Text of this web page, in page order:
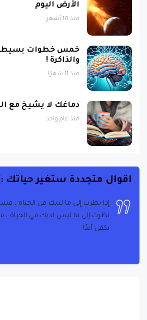
الأرض اليوم
منذ 10 أشهر
خمس خطوات بسيطة
والذاكرة !
منذ 11 شهرًا
دماغك لا يشيخ مع
منذ عام واحد
اقوال متجددة ستغير حياتك
إذا نظرت إلى ما لديك في الحياة ،
نظرت إلى ما ليس لديك في الحياة ،
يكفي أبدًا